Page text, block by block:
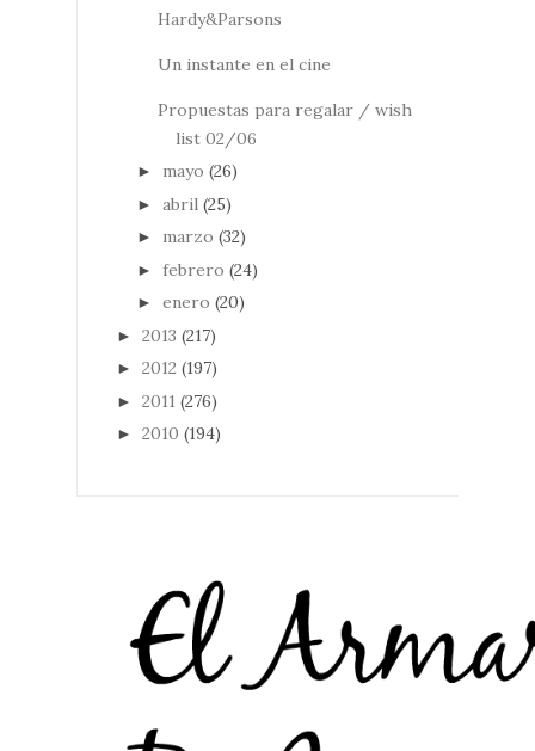
Hardy&Parsons
Un instante en el cine
Propuestas para regalar / wish
list 02/06
► mayo (26)
► abril (25)
► marzo (32)
► febrero (24)
► enero (20)
► 2013 (217)
► 2012 (197)
► 2011 (276)
► 2010 (194)